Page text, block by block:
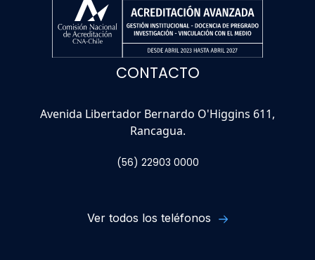
CONTACTO
Avenida Libertador Bernardo O'Higgins 611,
Rancagua.
(56) 22903 0000
Ver todos los teléfonos